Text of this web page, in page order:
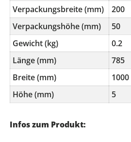
Verpackungsbreite (mm)
200
Verpackungshöhe (mm)
50
Gewicht (kg)
0.2
Länge (mm)
785
Breite (mm)
1000
Höhe (mm)
5
Infos zum Produkt: